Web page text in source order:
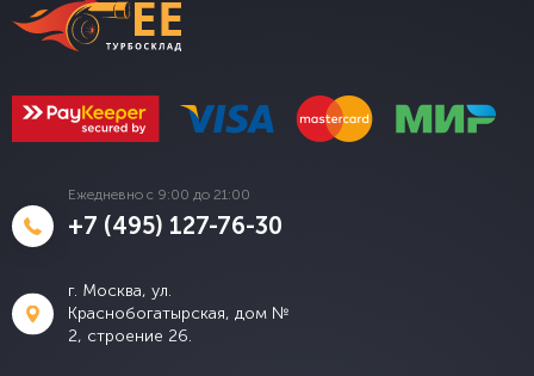
Ежедневно с 9:00 до 21:00
+7 (495) 127-76-30
г. Москва, ул.
Краснобогатырская, дом №
2, строение 26.